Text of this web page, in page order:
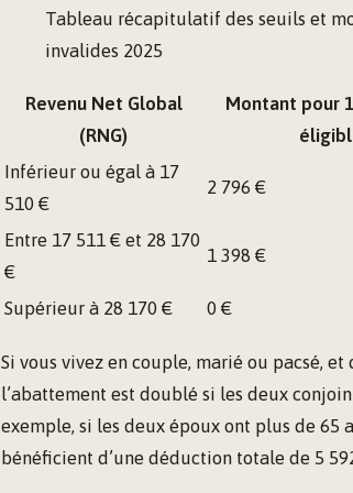
Tableau récapitulatif des seuils et
invalides 2025
Revenu Net Global
(RNG)
Montant pour
Inférieur ou égal à 17
510 €
2 796 €
Entre 17 511 € et 28 170
€
1 398 €
Supérieur à 28 170 € 0 €
Si vous vivez en couple, marié ou pacsé, et
l’abattement est doublé si les deux
exemple, si les deux époux ont plus de 65
bénéficient d’une déduction totale de 5